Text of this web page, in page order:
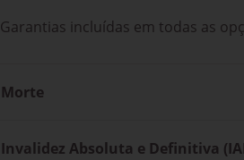
Garantias incluídas em todas as
Morte
Invalidez Absoluta e Definitiva